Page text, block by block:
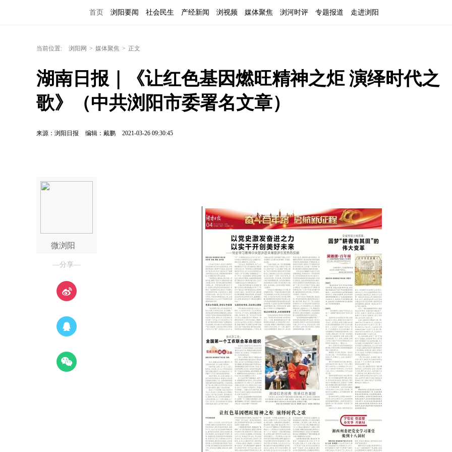
首页 浏阳要闻 社会民生 产经新闻 浏视频 媒体聚焦 浏河时评 专题报道 走进浏阳
当前位置: 浏阳网 > 媒体聚焦 > 正文
湖南日报｜《让红色基因燃旺精神之炬 演绎时代之
歌》（中共浏阳市委署名文章）
来源：浏阳日报 编辑：戴鹏 2021-03-26 09:30:45
微浏阳
—分享—